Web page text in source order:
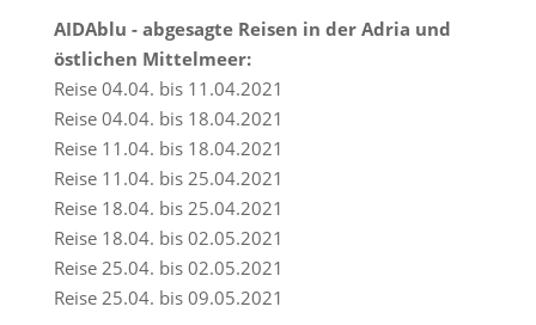
AIDAblu - abgesagte Reisen in der Adria und
östlichen Mittelmeer:
Reise 04.04. bis 11.04.2021
Reise 04.04. bis 18.04.2021
Reise 11.04. bis 18.04.2021
Reise 11.04. bis 25.04.2021
Reise 18.04. bis 25.04.2021
Reise 18.04. bis 02.05.2021
Reise 25.04. bis 02.05.2021
Reise 25.04. bis 09.05.2021